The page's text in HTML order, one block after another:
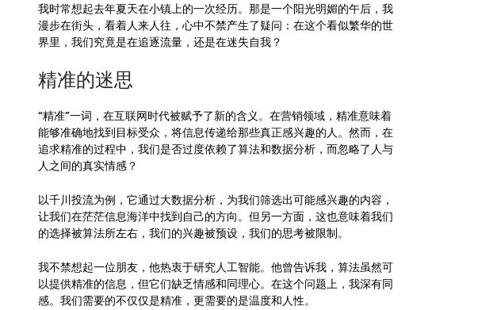
我时常想起去年夏天在小镇上的一次经历。那是一个阳光明媚的午后，我
漫步在街头，看着人来人往，心中不禁产生了疑问：在这个看似繁华的世
界里，我们究竟是在追逐流量，还是在迷失自我？
精准的迷思
“精准”一词，在互联网时代被赋予了新的含义。在营销领域，精准意味着
能够准确地找到目标受众，将信息传递给那些真正感兴趣的人。然而，在
追求精准的过程中，我们是否过度依赖了算法和数据分析，而忽略了人与
人之间的真实情感？
以千川投流为例，它通过大数据分析，为我们筛选出可能感兴趣的内容，
让我们在茫茫信息海洋中找到自己的方向。但另一方面，这也意味着我们
的选择被算法所左右，我们的兴趣被预设，我们的思考被限制。
我不禁想起一位朋友，他热衷于研究人工智能。他曾告诉我，算法虽然可
以提供精准的信息，但它们缺乏情感和同理心。在这个问题上，我深有同
感。我们需要的不仅仅是精准，更需要的是温度和人性。